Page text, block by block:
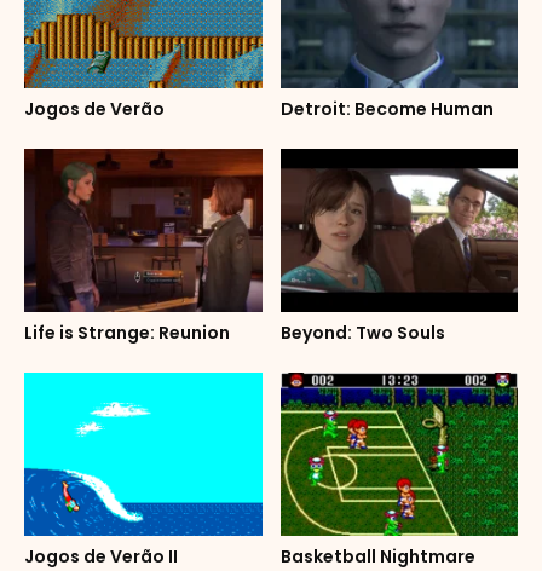
Jogos de Verão Detroit: Become Human
Life is Strange: Reunion Beyond: Two Souls
Jogos de Verão II Basketball Nightmare